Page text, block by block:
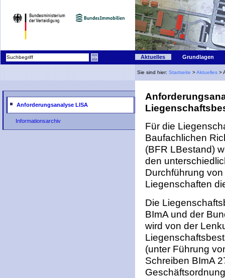
Aktuelles Grundlagen
Sie sind hier: Startseite >Aktuelles >
Anforderungsanalyse LISA
Informationsarchiv
Für die
Baufachlichen
(BFR LBestand)
den
Durchführung
Liegenschaften
Die
BImA und der
wird von der
(unter Führung
Schreiben BImA